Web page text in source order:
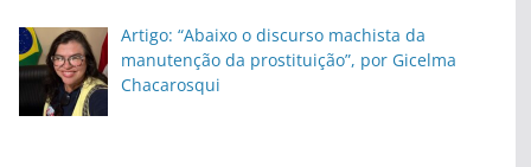
Artigo: “Abaixo o discurso machista da
manutenção da prostituição”, por Gicelma
Chacarosqui